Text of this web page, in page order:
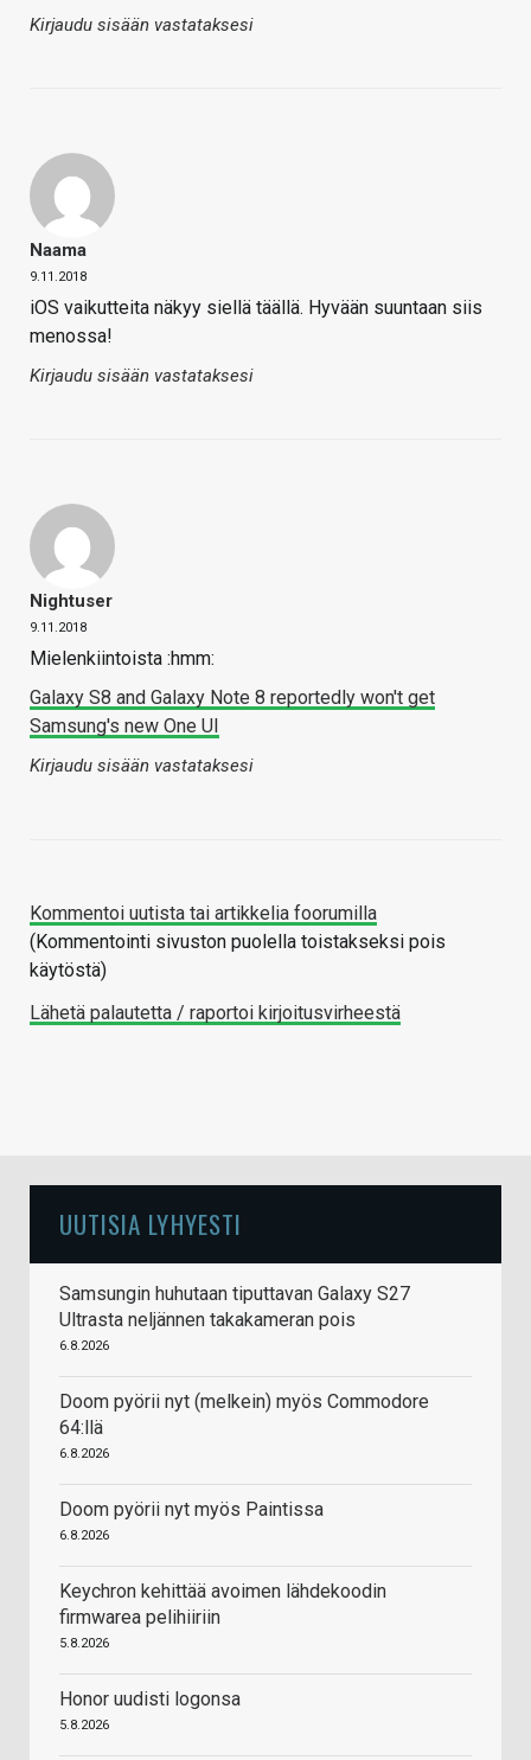
Kirjaudu sisään vastataksesi
Naama
9.11.2018
iOS vaikutteita näkyy siellä täällä. Hyvään suuntaan siis
menossa!
Kirjaudu sisään vastataksesi
Nightuser
9.11.2018
Mielenkiintoista :hmm:
Galaxy S8 and Galaxy Note 8 reportedly won't get
Samsung's new One UI
Kirjaudu sisään vastataksesi
Kommentoi uutista tai artikkelia foorumilla
(Kommentointi sivuston puolella toistakseksi pois
käytöstä)
Lähetä palautetta / raportoi kirjoitusvirheestä
UUTISIA LYHYESTI
Samsungin huhutaan tiputtavan Galaxy S27
Ultrasta neljännen takakameran pois
6.8.2026
Doom pyörii nyt (melkein) myös Commodore
64:llä
6.8.2026
Doom pyörii nyt myös Paintissa
6.8.2026
Keychron kehittää avoimen lähdekoodin
firmwarea pelihiiriin
5.8.2026
Honor uudisti logonsa
5.8.2026